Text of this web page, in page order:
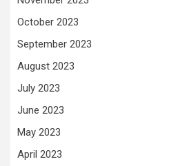
October 2023
September 2023
August 2023
July 2023
June 2023
May 2023
April 2023